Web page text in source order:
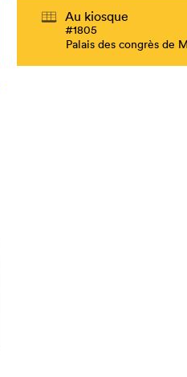
Au kiosque
#1805
Palais des congrès de